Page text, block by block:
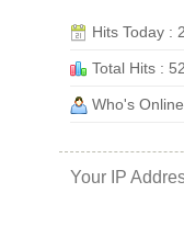
Hits Today :
Total Hits :
Who's
Your IP